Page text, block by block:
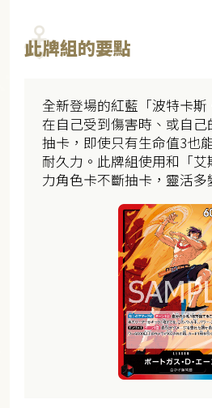
此牌組的要點
全新登場的紅藍「波特卡
在自己受到傷害時、或自己
抽卡，即使只有生命值3也
耐久力。此牌組使用和「
力角色卡不斷抽卡，靈活多